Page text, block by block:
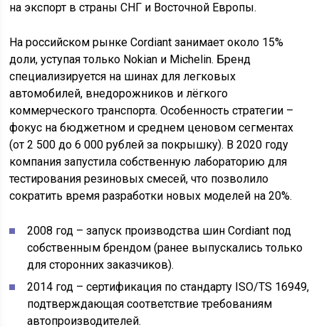
на экспорт в страны СНГ и Восточной Европы.
На российском рынке Cordiant занимает около 15%
доли, уступая только Nokian и Michelin. Бренд
специализируется на шинах для легковых
автомобилей, внедорожников и лёгкого
коммерческого транспорта. Особенность стратегии –
фокус на бюджетном и среднем ценовом сегментах
(от 2 500 до 6 000 рублей за покрышку). В 2020 году
компания запустила собственную лабораторию для
тестирования резиновых смесей, что позволило
сократить время разработки новых моделей на 20%.
2008 год – запуск производства шин Cordiant под
собственным брендом (ранее выпускались только
для сторонних заказчиков).
2014 год – сертификация по стандарту ISO/TS 16949,
подтверждающая соответствие требованиям
автопроизводителей.